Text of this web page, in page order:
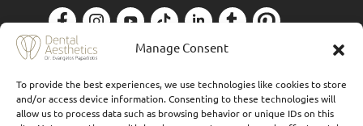
Manage Consent
To provide the best experiences, we use technologies like cookies to store
and/or access device information. Consenting to these technologies will
allow us to process data such as browsing behavior or unique IDs on this
Πολιτική Απορρήτου| Designed by Forthright